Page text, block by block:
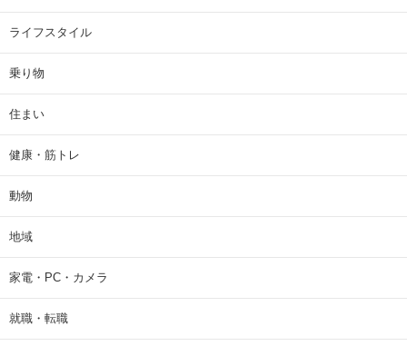
ライフスタイル
乗り物
住まい
健康・筋トレ
動物
地域
家電・PC・カメラ
就職・転職